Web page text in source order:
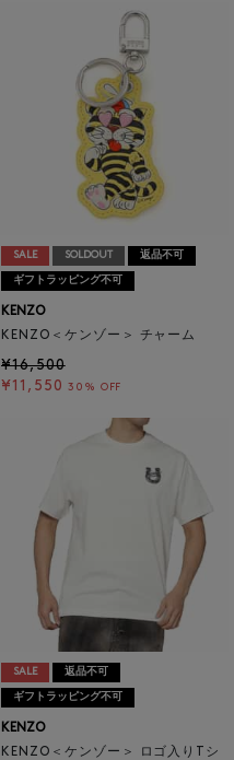
SALE SOLDOUT 返品不可
ギフトラッピング不可
KENZO
KENZO＜ケンゾー＞ チャーム
¥16,500
¥11,550 30% OFF
SALE 返品不可
ギフトラッピング不可
KENZO
KENZO＜ケンゾー＞ ロゴ入りTシ